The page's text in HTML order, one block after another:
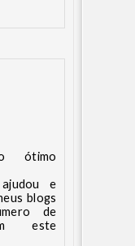
ótimo
e
blogs
de
este